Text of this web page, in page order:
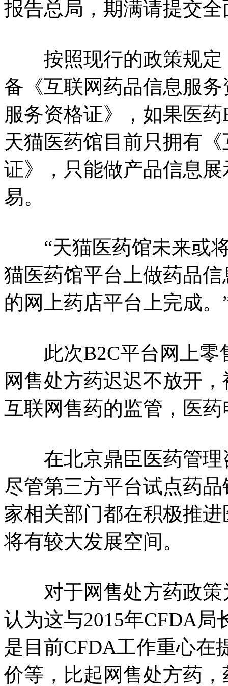
报告总局，期满请提交
按照现行的政策规定
备《互联网药品信息服
服务资格证》，如果医
天猫医药馆目前只拥有
证》，只能做产品信息
易。
“天猫医药馆未来或将
猫医药馆平台上做药品
的网上药店平台上完成
此次B2C平台网上零
网售处方药迟迟不放开
互联网售药的监管，医
在北京鼎臣医药管理
尽管第三方平台试点药
家相关部门都在积极推
将有较大发展空间。
对于网售处方药政策
认为这与2015年CFDA
是目前CFDA工作重心在
价等，比起网售处方药